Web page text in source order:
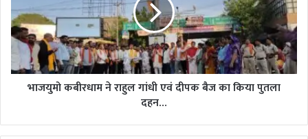
सहायता
गांधी
एवं
दीपक
बैज
का
भाजयुमो कबीरधाम ने राहुल गांधी एवं दीपक बैज का किया पुतला
दहन…